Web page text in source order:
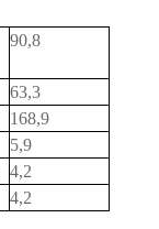
90,8
63,3
168,9
5,9
4,2
4,2